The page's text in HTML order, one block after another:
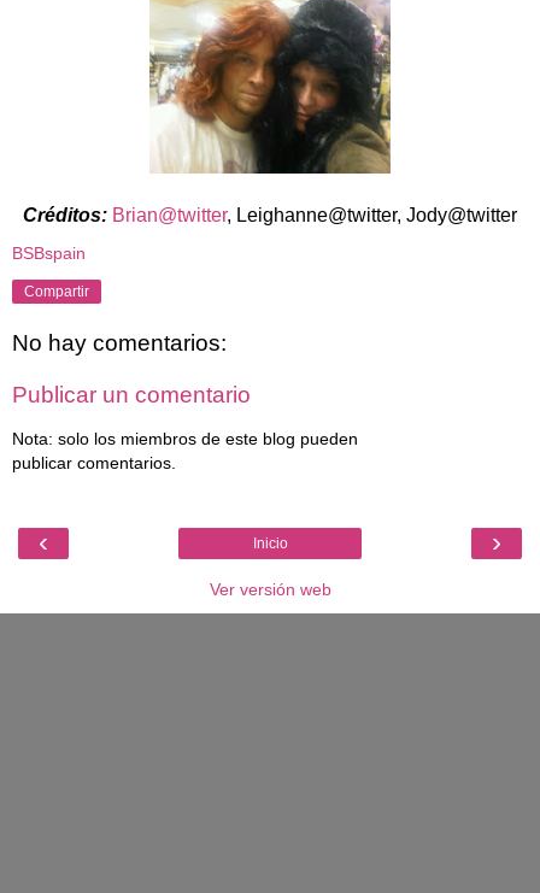
Créditos: Brian@twitter, Leighanne@twitter, Jody@twitter
BSBspain
Compartir
No hay comentarios:
Publicar un comentario
Nota: solo los miembros de este blog pueden
publicar comentarios.
‹ ›
Inicio
Ver versión web